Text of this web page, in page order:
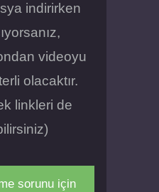
indirirken
videoyu
olacaktır.
linkleri de
sorunu için